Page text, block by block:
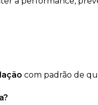
com padrão de